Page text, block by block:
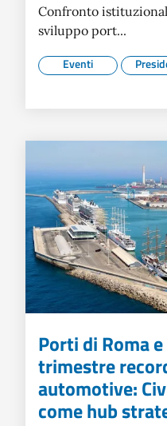
Confronto
sviluppo port...
Eventi
Porti di Roma
trimestre
automotive:
come hub